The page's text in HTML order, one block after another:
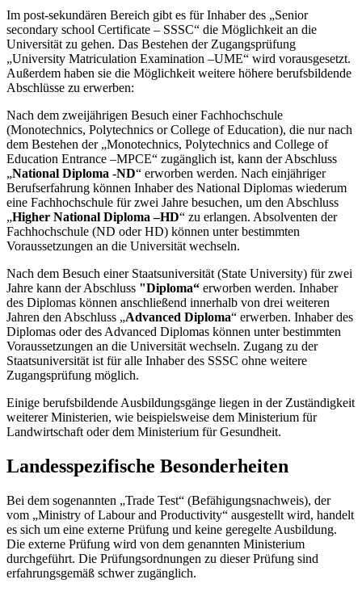
Im post-sekundären Bereich gibt es für Inhaber des „Senior
secondary school Certificate – SSSC“ die Möglichkeit an die
Universität zu gehen. Das Bestehen der Zugangsprüfung
„University Matriculation Examination –UME“ wird vorausgesetzt.
Außerdem haben sie die Möglichkeit weitere höhere berufsbildende
Abschlüsse zu erwerben:
Nach dem zweijährigen Besuch einer Fachhochschule
(Monotechnics, Polytechnics or College of Education), die nur nach
dem Bestehen der „Monotechnics, Polytechnics and College of
Education Entrance –MPCE“ zugänglich ist, kann der Abschluss
„National Diploma -ND“ erworben werden. Nach einjähriger
Berufserfahrung können Inhaber des National Diplomas wiederum
eine Fachhochschule für zwei Jahre besuchen, um den Abschluss
„Higher National Diploma –HD“ zu erlangen. Absolventen der
Fachhochschule (ND oder HD) können unter bestimmten
Voraussetzungen an die Universität wechseln.
Nach dem Besuch einer Staatsuniversität (State University) für zwei
Jahre kann der Abschluss "Diploma“ erworben werden. Inhaber
des Diplomas können anschließend innerhalb von drei weiteren
Jahren den Abschluss „Advanced Diploma“ erwerben. Inhaber des
Diplomas oder des Advanced Diplomas können unter bestimmten
Voraussetzungen an die Universität wechseln. Zugang zu der
Staatsuniversität ist für alle Inhaber des SSSC ohne weitere
Zugangsprüfung möglich.
Einige berufsbildende Ausbildungsgänge liegen in der Zuständigkeit
weiterer Ministerien, wie beispielsweise dem Ministerium für
Landwirtschaft oder dem Ministerium für Gesundheit.
Landesspezifische Besonderheiten
Bei dem sogenannten „Trade Test“ (Befähigungsnachweis), der
vom „Ministry of Labour and Productivity“ ausgestellt wird, handelt
es sich um eine externe Prüfung und keine geregelte Ausbildung.
Die externe Prüfung wird von dem genannten Ministerium
durchgeführt. Die Prüfungsordnungen zu dieser Prüfung sind
erfahrungsgemäß schwer zugänglich.